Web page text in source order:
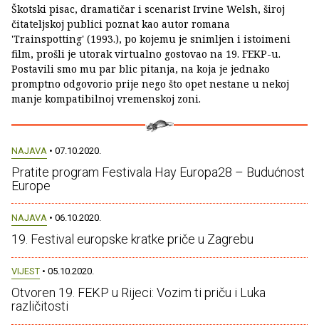
Škotski pisac, dramatičar i scenarist Irvine Welsh, široj
čitateljskoj publici poznat kao autor romana
'Trainspotting' (1993.), po kojemu je snimljen i istoimeni
film, prošli je utorak virtualno gostovao na 19. FEKP-u.
Postavili smo mu par blic pitanja, na koja je jednako
promptno odgovorio prije nego što opet nestane u nekoj
manje kompatibilnoj vremenskoj zoni.
NAJAVA • 07.10.2020.
Pratite program Festivala Hay Europa28 – Budućnost
Europe
NAJAVA • 06.10.2020.
19. Festival europske kratke priče u Zagrebu
VIJEST • 05.10.2020.
Otvoren 19. FEKP u Rijeci: Vozim ti priču i Luka
različitosti